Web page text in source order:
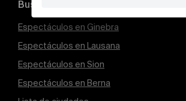
Buscar un evento
Espectáculos en Ginebra
Espectáculos en Lausana
Espectáculos en Sion
Espectáculos en Berna